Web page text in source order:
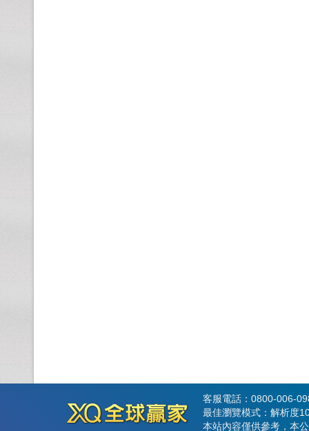
客服電話：0800-006-
最佳瀏覽模式：解析度
本站內容僅供參考，本